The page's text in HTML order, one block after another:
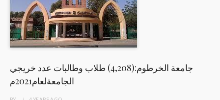
جامعة الخرطوم:(4,208) طلاب وطالبات عدد خريجي
الجامعةلعام2021م